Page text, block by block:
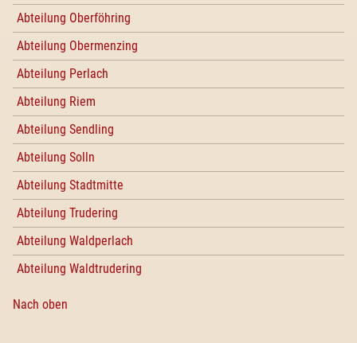
Abteilung Oberföhring
Abteilung Obermenzing
Abteilung Perlach
Abteilung Riem
Abteilung Sendling
Abteilung Solln
Abteilung Stadtmitte
Abteilung Trudering
Abteilung Waldperlach
Abteilung Waldtrudering
Nach oben